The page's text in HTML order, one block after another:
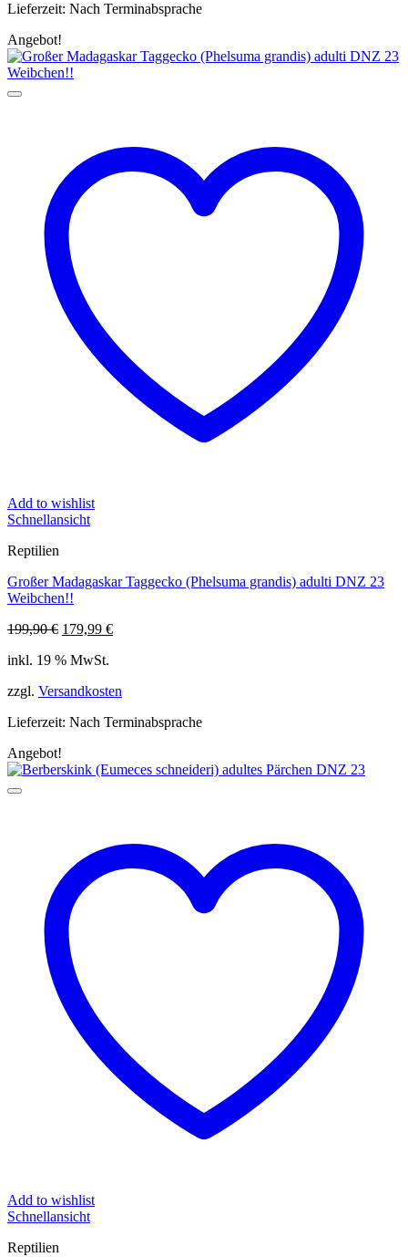
Lieferzeit: Nach Terminabsprache
Angebot!
Add to wishlist
Schnellansicht
Reptilien
Großer Madagaskar Taggecko (Phelsuma grandis) adulti DNZ 23
Weibchen!!
199,90€ Ursprünglicher
war:
179,99 €Aktueller
inkl. 19 % MwSt.
zzgl. Versandkosten
Lieferzeit: Nach Terminabsprache
Angebot!
Add to wishlist
Schnellansicht
Reptilien